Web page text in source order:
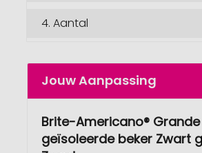
4. Aantal
Jouw Aanpassing
Brite-Americano®
geïsoleerde beker Zwart